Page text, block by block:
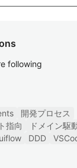
following
開発プロセス
指向
ドメイン駆
uiflow DDD